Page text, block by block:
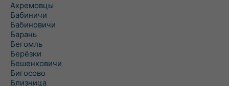
Ахремовцы
Бабиничи
Бабиновичи
Барань
Бегомль
Берёзки
Бешенковичи
Бигосово
Близница